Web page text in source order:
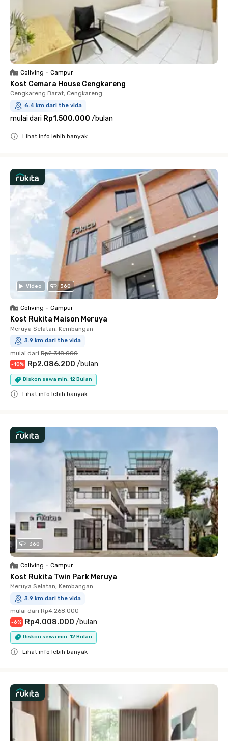
Coliving • Campur
Kost Cemara House Cengkareng
Cengkareng Barat, Cengkareng
6.4 km dari the vida
mulai dari Rp1.500.000 /bulan
Lihat info lebih banyak
Video 360
Coliving • Campur
Kost Rukita Maison Meruya
Meruya Selatan, Kembangan
3.9 km dari the vida
mulai dari Rp2.318.000
-10% Rp2.086.200 /bulan
Diskon sewa min. 12 Bulan
Lihat info lebih banyak
360
Coliving • Campur
Kost Rukita Twin Park Meruya
Meruya Selatan, Kembangan
3.9 km dari the vida
mulai dari Rp4.268.000
-6% Rp4.008.000 /bulan
Diskon sewa min. 12 Bulan
Lihat info lebih banyak